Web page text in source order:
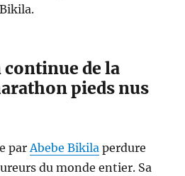
de la
pieds nus
par Abebe Bikila perdure
du monde entier. Sa